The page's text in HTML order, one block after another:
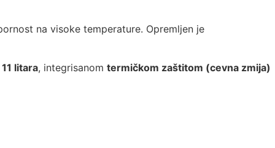
na visoke temperature. Opremljen je
11 litara, integrisanom termičkom zaštitom (cevna zmija)